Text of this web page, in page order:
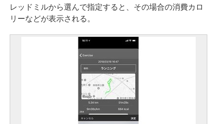
レッドミルから選んで指定すると、その場合の消費カロ
リーなどが表示される。